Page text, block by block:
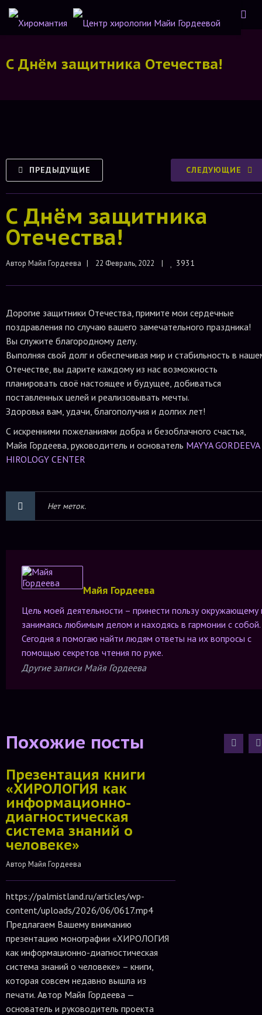
С Днём защитника Отечества!
СЛЕДУЮЩИЕ
ПРЕДЫДУЩИЕ
С Днём защитника
Отечества!
Автор Майя Гордеева |    22 Февраль, 2022    | 3931
Дорогие защитники Отечества, примите мои сердечные
поздравления по случаю вашего замечательного праздника!
Вы служите благородному делу.
Выполняя свой долг и обеспечивая мир и стабильность в
Отечестве, вы дарите каждому из нас возможность
планировать своё настоящее и будущее, добиваться
поставленных целей и реализовывать мечты.
Здоровья вам, удачи, благополучия и долгих лет!
С искренними пожеланиями добра и безоблачного счастья,
Майя Гордеева, руководитель и основатель MAYYA GORDEEVA
HIROLOGY CENTER
Нет меток.
Майя Гордеева
Цель моей деятельности – принести пользу окружающему
занимаясь любимым делом и находясь в гармонии с собой.
Сегодня я помогаю найти людям ответы на их вопросы с
помощью секретов чтения по руке.
Другие записи Майя Гордеева
Похожие посты
Презентация книги
«ХИРОЛОГИЯ как
информационно-
диагностическая
система знаний о
человеке»
Автор Майя Гордеева
https://palmistland.ru/articles/wp-
content/uploads/2026/06/0617.mp4
Предлагаем Вашему вниманию
презентацию монографии «ХИРОЛОГИЯ
как информационно-диагностическая
система знаний о человеке» – книги,
которая совсем недавно вышла из
печати. Автор Майя Гордеева —
основатель и руководитель проекта